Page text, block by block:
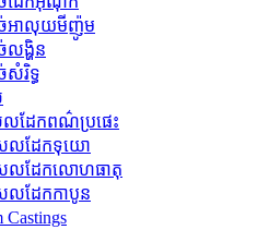
ច់អាលុយមីញ៉ូម
លង្ហិន
សំរិទ្ធ
លដែកពណ៌ប្រផេះ
ែល​ដែក​ទុយោ
ែល​ដែក​លោហធាតុ
លដែកកាបូន
Castings